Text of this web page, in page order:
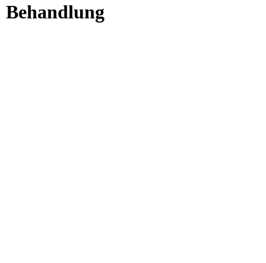
Behandlung